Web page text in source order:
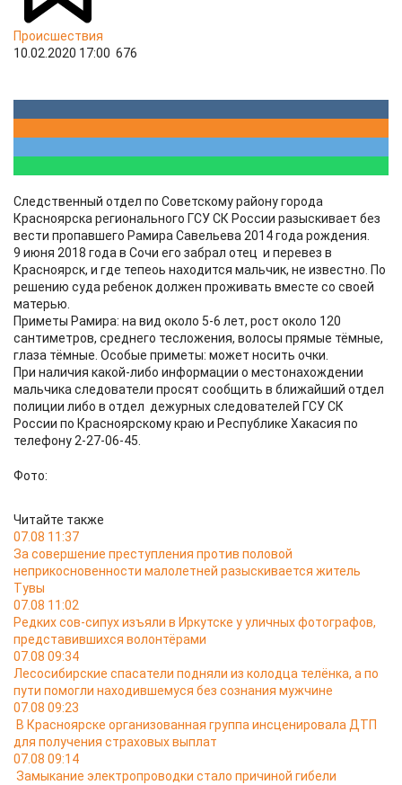
Происшествия
10.02.2020 17:00 676
Cледственный отдел по Советскому району города
Красноярска регионального ГСУ СК России разыскивает без
вести пропавшего Рамира Савельева 2014 года рождения.
9 июня 2018 года в Сочи его забрал отец и перевез в
Красноярск, и где тепеоь находится мальчик, не известно. По
решению суда ребенок должен проживать вместе со своей
матерью.
Приметы Рамира: на вид около 5-6 лет, рост около 120
сантиметров, среднего тесложения, волосы прямые тёмные,
глаза тёмные. Особые приметы: может носить очки.
При наличия какой-либо информации о местонахождении
мальчика следователи просят сообщить в ближайший отдел
полиции либо в отдел дежурных следователей ГСУ СК
России по Красноярскому краю и Республике Хакасия по
телефону 2-27-06-45.
Фото:
Читайте также
07.08 11:37
За совершение преступления против половой
неприкосновенности малолетней разыскивается житель
Тувы
07.08 11:02
Редких сов-сипух изъяли в Иркутске у уличных фотографов,
представившихся волонтёрами
07.08 09:34
Лесосибирские спасатели подняли из колодца телёнка, а по
пути помогли находившемуся без сознания мужчине
07.08 09:23
В Красноярске организованная группа инсценировала ДТП
для получения страховых выплат
07.08 09:14
Замыкание электропроводки стало причиной гибели